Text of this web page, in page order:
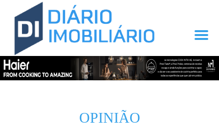
OPINIÃO